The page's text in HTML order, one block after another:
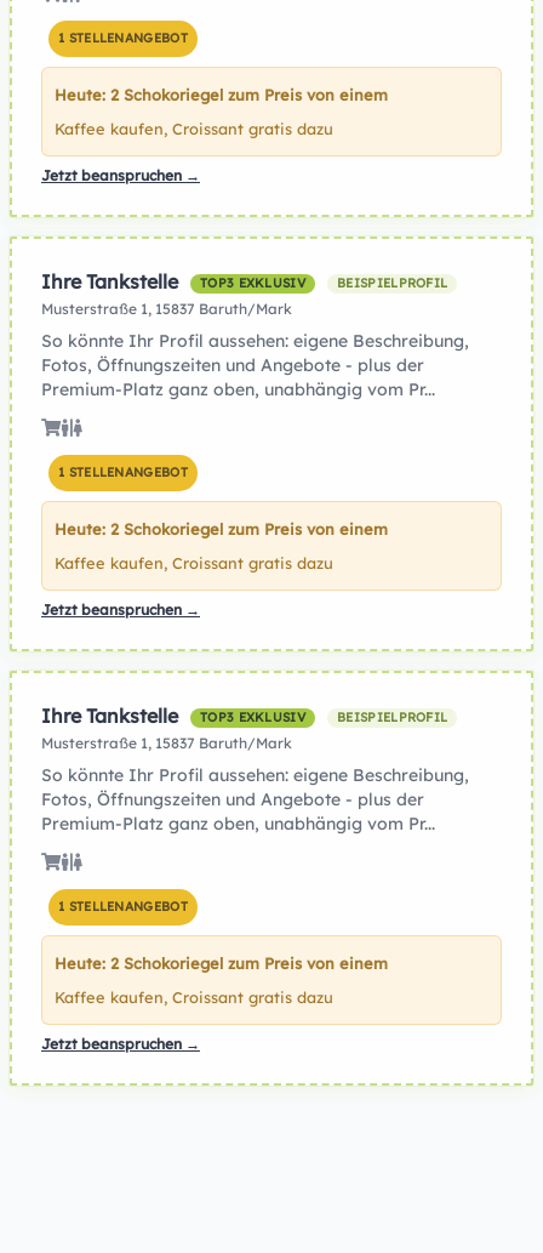
1 STELLENANGEBOT
Heute: 2 Schokoriegel zum Preis von einem
Kaffee kaufen, Croissant gratis dazu
Jetzt beanspruchen →
Ihre Tankstelle TOP3 EXKLUSIV BEISPIELPROFIL
Musterstraße 1, 15837 Baruth/Mark
So könnte Ihr Profil aussehen: eigene Beschreibung,
Fotos, Öffnungszeiten und Angebote - plus der
Premium-Platz ganz oben, unabhängig vom Pr...
1 STELLENANGEBOT
Heute: 2 Schokoriegel zum Preis von einem
Kaffee kaufen, Croissant gratis dazu
Jetzt beanspruchen →
Ihre Tankstelle TOP3 EXKLUSIV BEISPIELPROFIL
Musterstraße 1, 15837 Baruth/Mark
So könnte Ihr Profil aussehen: eigene Beschreibung,
Fotos, Öffnungszeiten und Angebote - plus der
Premium-Platz ganz oben, unabhängig vom Pr...
1 STELLENANGEBOT
Heute: 2 Schokoriegel zum Preis von einem
Kaffee kaufen, Croissant gratis dazu
Jetzt beanspruchen →